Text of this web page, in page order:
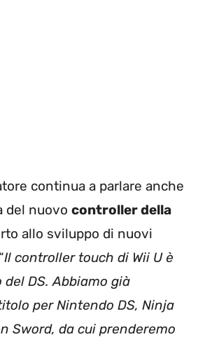
continua a parlare anche
del nuovo controller della
allo sviluppo di nuovi
Il controller touch di Wii U è
DS. Abbiamo già
per Nintendo DS, Ninja
Sword, da cui prenderemo